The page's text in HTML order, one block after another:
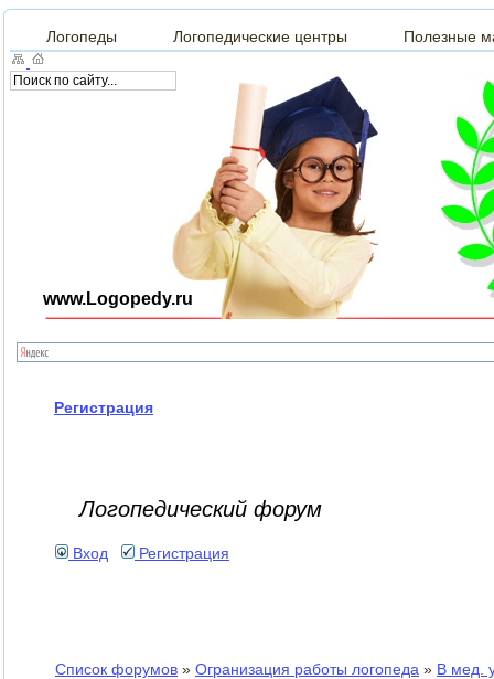
Логопеды Логопедические центры Полезные
www.Logopedy.ru
Регистрация
Логопедический форум
Вход Регистрация
Список форумов » Огранизация работы логопеда » В мед.